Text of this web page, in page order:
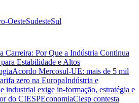
OesteSudesteSul
Carreira: Por Que a Indústria Continua
Estabilidade e Altos
Acordo Mercosul-UE: mais de 5 mil
zero na EuropaIndústria e
industrial exige in-formação, estratégia e
do CIESPEconomiaCiesp contesta